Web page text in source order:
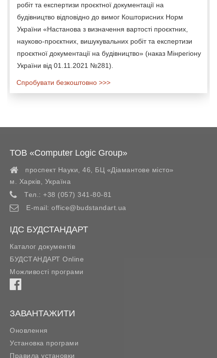
робіт та експертизи проєктної документації на
будівництво відповідно до вимог Кошторисних Норм
України «Настанова з визначення вартості проєктних,
науково-проєктних, вишукувальних робіт та експертизи
проєктної документації на будівництво» (наказ Мінрегіону
України від 01.11.2021 №281).
Спробувати безкоштовно >>>
ТОВ «Computer Logic Group»
проспект Науки, 46, БЦ «Діамантове місто»
м. Харків
Україна
Тел.: +38 (057) 341-80-81
E-mail: office@budstandart.ua
ІДС БУДСТАНДАРТ
Каталог документів
БУДСТАНДАРТ Online
Можливості програми
ЗАВАНТАЖИТИ
Оновлення
Установка програми
Правила установки